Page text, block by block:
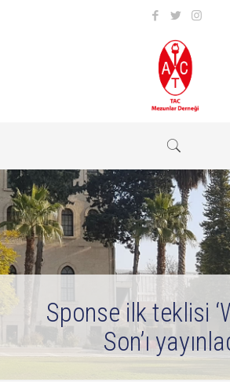
Sponse ilk teklisi
Son’ı